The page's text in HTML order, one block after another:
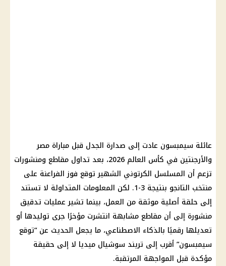
عائلة سيمبسون عادت إلى صدارة الجدل قبل مباراة مصر
والأرجنتين في كأس العالم 2026
، بعد تداول مقاطع ومنشورات
تزعم أن المسلسل الكرتوني الشهير توقع فوزالفراعنة على
منتخب التانجو بنتيجة 3-1. لكن المعلومات المتداولة لا تستند
إلى حلقة أصلية موثقة من العمل، بينما تشير عمليات تدقيق
منشورة إلى أن مقاطع مشابهة انتشرت مؤخرًا جرى توليدها أو
تعديلها رقميًا بالذكاء الاصطناعي، ما يجعل الحديث عن “توقع
سيمبسون” أقرب إلى تريند سوشيال ميديا لا إلى حقيقة
مؤكدة قبل المواجهة المرتقبة.